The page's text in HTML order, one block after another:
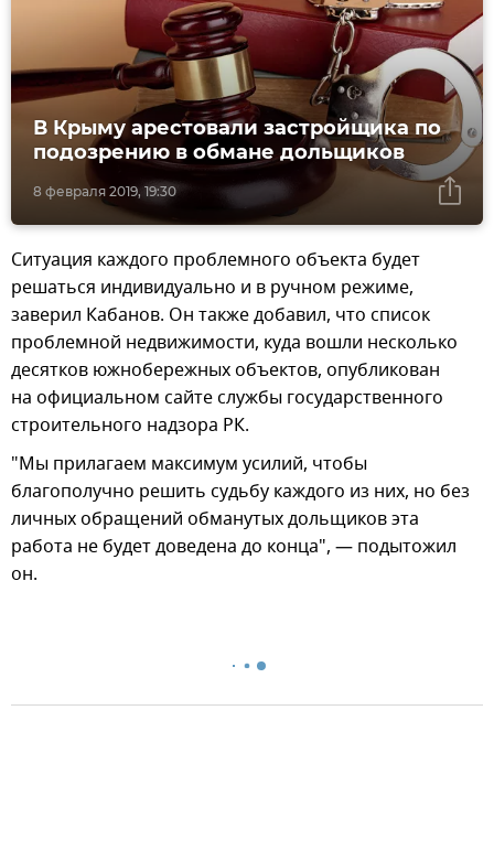
8 февраля 2019, 19:30
В Крыму арестовали застройщика по
подозрению в обмане дольщиков
Ситуация каждого проблемного объекта будет
решаться индивидуально и в ручном режиме,
заверил Кабанов. Он также добавил, что список
проблемной недвижимости, куда вошли несколько
десятков южнобережных объектов, опубликован
на официальном сайте службы государственного
строительного надзора РК.
"Мы прилагаем максимум усилий, чтобы
благополучно решить судьбу каждого из них, но без
личных обращений обманутых дольщиков эта
работа не будет доведена до конца", — подытожил
он.